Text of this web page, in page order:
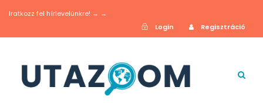
Iratkozz fel hírlevelünkre! → →
Login
Regisztráció